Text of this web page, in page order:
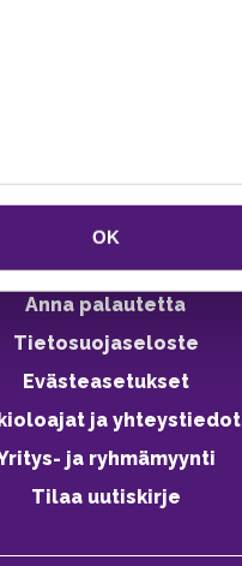
OK
Vastuullisuus
Ympäristöohjelma
Avoimet työpaikat
Anna palautetta
Tietosuojaseloste
Evästeasetukset
ja yhteystiedot
ja ryhmämyynti
Tilaa uutiskirje